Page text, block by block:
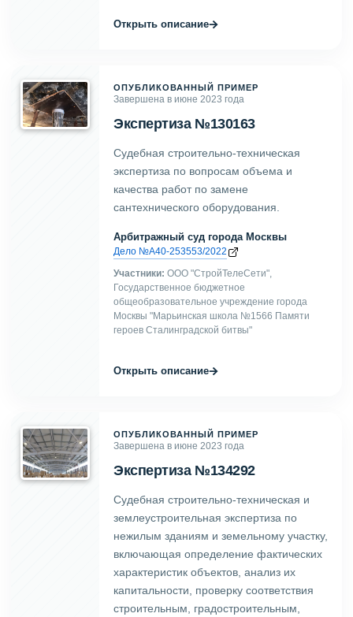
Открыть описание→
ОПУБЛИКОВАННЫЙ ПРИМЕР
Завершена в июне 2023 года
Экспертиза №130163
Судебная строительно-техническая
экспертиза по вопросам объема и
качества работ по замене
сантехнического оборудования.
Арбитражный суд города Москвы
Дело №А40-253553/2022
Участники: ООО "СтройТелеСети",
Государственное бюджетное
общеобразовательное учреждение города
Москвы "Марьинская школа №1566 Памяти
героев Сталинградской битвы"
Открыть описание→
ОПУБЛИКОВАННЫЙ ПРИМЕР
Завершена в июне 2023 года
Экспертиза №134292
Судебная строительно-техническая и
землеустроительная экспертиза по
нежилым зданиям и земельному участку,
включающая определение фактических
характеристик объектов, анализ их
капитальности, проверку соответствия
строительным, градостроительным,